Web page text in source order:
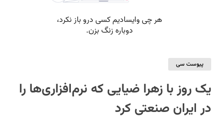
پیوست سی
یک روز با زهرا ضیایی که نرم‌افزاری‌ها را
در ایران صنعتی کرد